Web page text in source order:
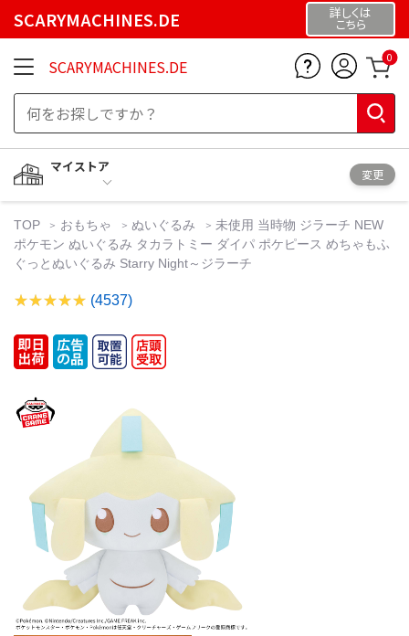
SCARYMACHINES.DE 詳しくは
こちら
SCARYMACHINES.DE 0
マイストア
変更
TOP おもちゃ ぬいぐるみ
未使用 当時物 ジラーチ NEW
ポケモン ぬいぐるみ タカラトミー ダイパ ポケピース めちゃもふ
ぐっとぬいぐるみ Starry Night～ジラーチ
(4537)